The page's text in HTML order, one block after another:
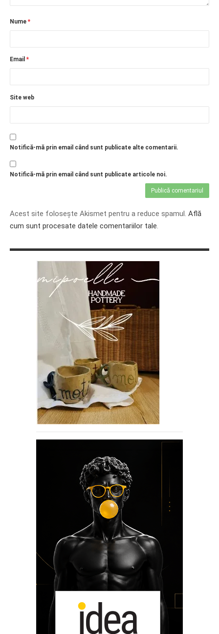
Nume *
Email *
Site web
Notifică-mă prin email când sunt publicate alte comentarii.
Notifică-mă prin email când sunt publicate articole noi.
Acest site folosește Akismet pentru a reduce spamul. Află
cum sunt procesate datele comentariilor tale.